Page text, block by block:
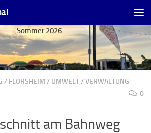
Sommer 2026
/ FLÖRSHEIM / UMWELT/VERWALTUNG
0
am Bahnweg